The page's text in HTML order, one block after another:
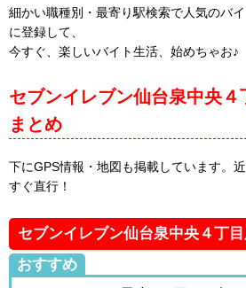
細かい職種別・最寄り駅検索で人気のバイ
に登録して、
今すぐ、楽しいバイト生活、始めちゃお♪
セブンイレブン仙台泉中央
まとめ
下にGPS情報・地図も掲載しています。
すぐ直行！
セブンイレブン仙台泉中央４丁
おすすめ